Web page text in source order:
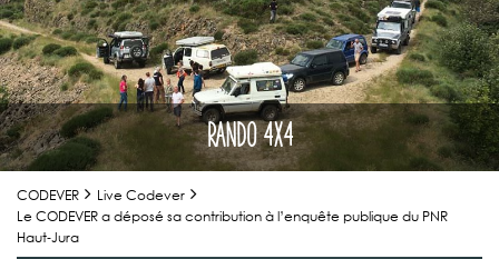
RANDO 4X4
CODEVER
Live Codever
Le CODEVER a déposé sa contribution à l’enquête publique du PNR
Haut‑Jura